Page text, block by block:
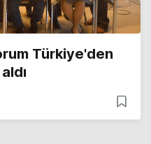
Türkiye'den